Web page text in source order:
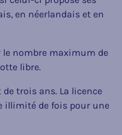
en néerlandais et en
le nombre maximum de
libre.
de trois ans. La licence
illimité de fois pour une